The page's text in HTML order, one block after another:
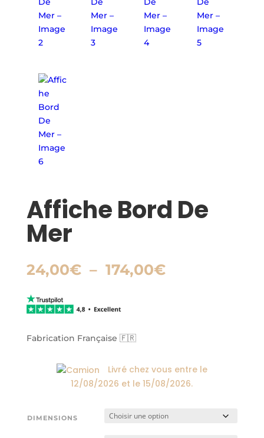
Affiche Bord De
Mer
24,00€ – 174,00€Plage
Fabrication Française 🇫🇷
Livré chez vous entre le
12/08/2026 et le15/08/2026.
DIMENSIONS